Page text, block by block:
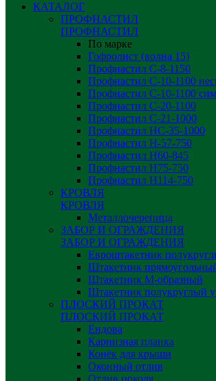
КАТАЛОГ
ПРОФНАСТИЛ
ПРОФНАСТИЛ
По марке
Гофролист (волна 15)
Профнастил С-8-1150
Профнастил С-10-1100
Профнастил С-10-1100
Профнастил С-20-1100
Профнастил С-21-1000
Профнастил НС-35-1000
Профнастил H-57-750
Профнастил Н60-845
Профнастил Н75-750
Профнастил Н114-750
КРОВЛЯ
КРОВЛЯ
Металлочерепица
ЗАБОР И ОГРАЖДЕНИЯ
ЗАБОР И ОГРАЖДЕНИЯ
Евроштакетник
Штакетник
Штакетник М-образный
Штакетник полукруглый
ПЛОСКИЙ ПРОКАТ
ПЛОСКИЙ ПРОКАТ
Ендова
Карнизная планка
Конёк для крыши
Оконный отлив
Отлив цоколя